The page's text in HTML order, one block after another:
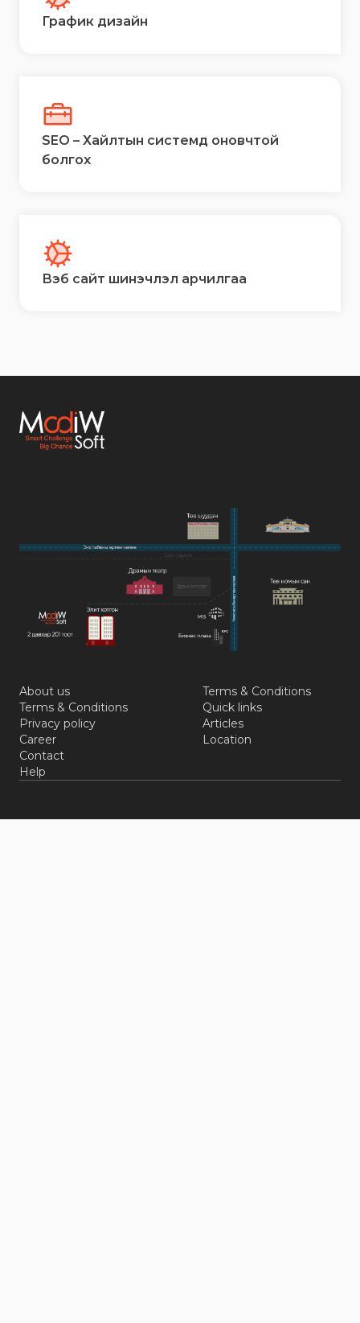
График дизайн
SEO – Хайлтын системд оновчтой
болгох
Вэб сайт шинэчлэл арчилгаа
About us
Terms & Conditions
Privacy policy
Career
Contact
Help
Terms & Conditions
Quick links
Articles
Location